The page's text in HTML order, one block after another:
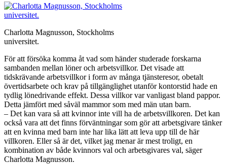
Charlotta Magnusson, Stockholms
universitet.
För att försöka komma åt vad som händer studerade forskarna
sambanden mellan löner och arbetsvillkor. Det visade att
tidskrävande arbetsvillkor i form av många tjänsteresor, obetalt
övertidsarbete och krav på tillgänglighet utanför kontorstid hade en
tydlig lönedrivande effekt. Dessa villkor var vanligast bland pappor.
Detta jämfört med såväl mammor som med män utan barn.
– Det kan vara så att kvinnor inte vill ha de arbetsvillkoren. Det kan
också vara att det finns förväntningar som gör att arbetsgivare tänker
att en kvinna med barn inte har lika lätt att leva upp till de här
villkoren. Eller så är det, vilket jag menar är mest troligt, en
kombination av både kvinnors val och arbetsgivares val, säger
Charlotta Magnusson.